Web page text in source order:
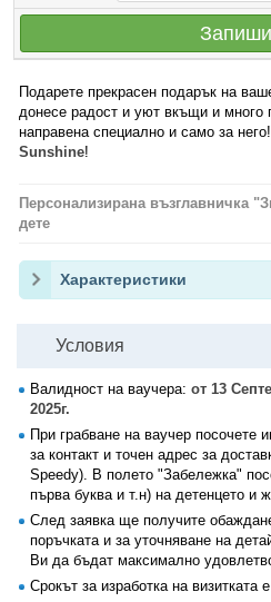
Подарете прекрасен подарък на
донесе радост и уют вкъщи и много
направена специално и само за
Sunshine!
Персонализирана възглавничка
дете
Характеристики
Условия
Валидност на ваучера: от 13
2025г.
При грабване на ваучер посочете
за контакт и точен адрес за
Speedy). В полето "Забележка"
първа буква и т.н) на детенцето и
След заявка ще получите
поръчката и за уточняване на
Ви да бъдат максимално
Срокът за изработка на визитката